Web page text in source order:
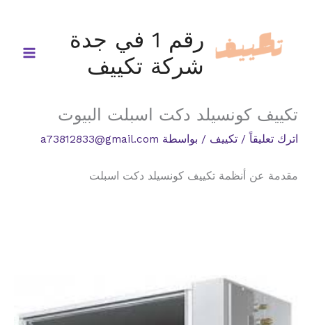
المحتوى
رقم 1 في جدة
شركة تكييف
تكييف كونسيلد دكت اسبلت البيوت
اترك تعليقاً / تكييف / بواسطة a73812833@gmail.com
مقدمة عن أنظمة تكييف كونسيلد دكت اسبلت